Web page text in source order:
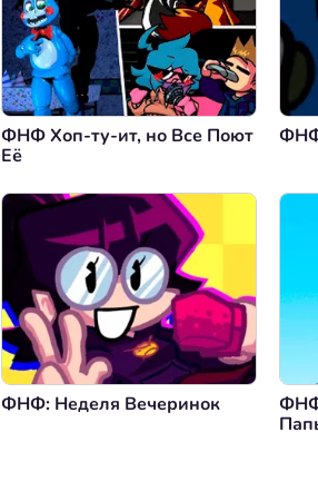
ФНФ Хоп-ту-ит, но Все Поют
Её
ФНФ: Неделя Вечеринок
ФНФ